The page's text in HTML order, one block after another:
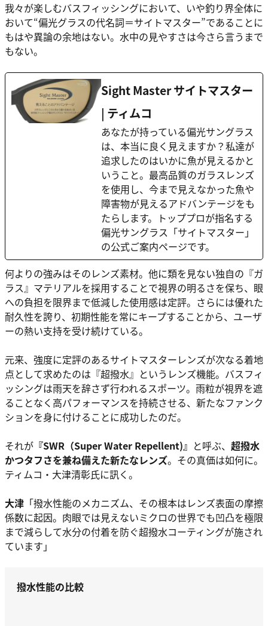
我々が楽しむバスフィッシングにおいて、いや釣り界全体に
おいて“偏光グラスの代名詞＝サイトマスター”であることに
もはや異論の余地はない。水中の見やすさは今さら言うまで
もない。
Sight Master サイトマスター
| ティムコ
あなたが持っている偏光サングラス
は、本当に良く見えますか？私達が
追求したのはいかに魚が見えるかと
いうこと。最高品質のガラスレンズ
を使用し、今まで見えなかった魚や
障害物が見えるアドバンテージをも
たらします。トッププロが指名する
偏光サングラス「サイトマスター」
の公式ご案内ページです。
何よりの強みはそのレンズ素材。他に類を見ない独自の『ガ
ラス』マテリアルを採用することで視界の明るさを保ち、眼
への負担を限界まで低減した使用感は定評。さらには優れた
耐久性を誇り、初期性能を常にキープすることから、ユーザ
ーの熱い支持を受け続けている。
元来、強度に定評のあるサイトマスターレンズが次なる着地
点として求めたのは『超撥水』というレンズ機能。バスフィ
ッシングは雨天を辞さず行われるスポーツ。雨粒が視界を遮
ることなく高パフォーマンスを持続させる、新たなファンク
ションを身に付けることに成功したのだ。
それが 『SWR（Super Water Repellent)』 と呼ぶ、 超撥水
かつタフさを兼ね備えた新たなレンズ。その真価は如何に。
ティムコ・大津清彰氏に訊く。
大津 「撥水性能のメカニズム、その根本はレンズ表面の摩擦
係数に起因。肉眼では見えないミクロの世界でも凹凸を極限
まで減らして水分の付着を防ぐ超撥水コーティングが施され
ています」
撥水性能の比較